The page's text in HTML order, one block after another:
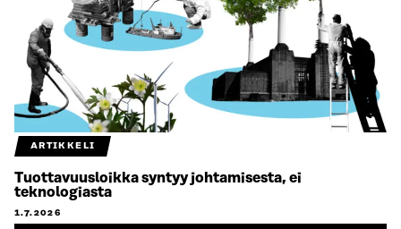
ARTIKKELI
Tuottavuusloikka syntyy johtamisesta, ei
teknologiasta
1.7.2026